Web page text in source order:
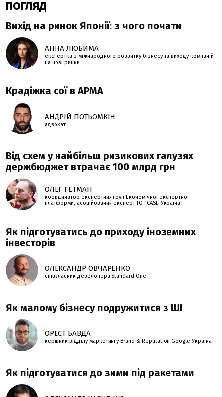
ПОГЛЯД
Вихід на ринок Японії: з чого почати
АННА ЛЮБИМА
експертка з міжнародного розвитку бізнесу та виходу компаній
на нові ринки
Крадіжка сої в АРМА
АНДРІЙ ПОТЬОМКІН
адвокат
Від схем у найбільш ризикових галузях
держбюджет втрачає 100 млрд грн
ОЛЕГ ГЕТМАН
координатор експертних груп Економічної експертної
платформи, асоційований експерт ГО "CASE-Україна"
Як підготуватись до приходу іноземних
інвесторів
ОЛЕКСАНДР ОВЧАРЕНКО
співвласник девелопера Standard One
Як малому бізнесу подружитися з ШІ
ОРЕСТ БАВДА
керівник відділу маркетингу Brand & Reputation Google Україна
Як підготуватися до зими під ракетами